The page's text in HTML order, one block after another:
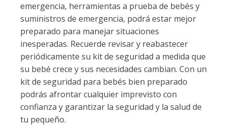
emergencia, herramientas a prueba de bebés y
suministros de emergencia, podrá estar mejor
preparado para manejar situaciones
inesperadas. Recuerde revisar y reabastecer
periódicamente su kit de seguridad a medida que
su bebé crece y sus necesidades cambian. Con un
kit de seguridad para bebés bien preparado
podrás afrontar cualquier imprevisto con
confianza y garantizar la seguridad y la salud de
tu pequeño.